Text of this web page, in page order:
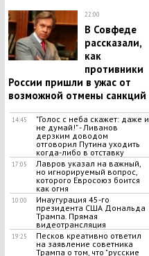
22:00
В Совфеде
рассказали,
как
противники
России пришли в ужас от
возможной отмены санкций
14:45
"Голос с неба скажет: даже и
не думай!" - Ливанов
дерзким доводом
отговорил Путина уходить
когда-либо в отставку
17:05
Лавров указал на важный,
но игнорируемый вопрос,
которого Евросоюз боится
как огня
10:00
Инаугурация 45-го
президента США Дональда
Трампа. Прямая
видеотрансляция
19:25
Песков креативно ответил
на заявление советника
Трампа о том, что "русские